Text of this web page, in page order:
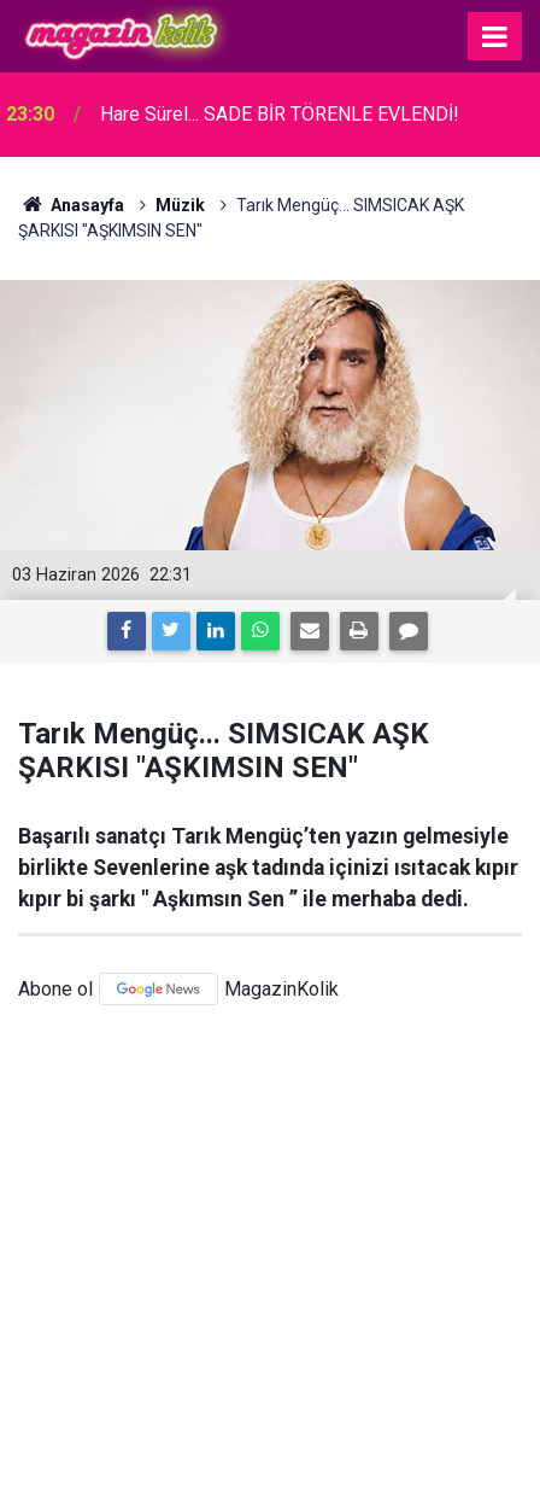
23:30 Hare Sürel... SADE BİR TÖRENLE EVLENDİ!
Anasayfa Müzik
Tarık Mengüç... SIMSICAK AŞK
ŞARKISI "AŞKIMSIN SEN"
22:31
03 Haziran 2026
Tarık Mengüç... SIMSICAK AŞK
ŞARKISI "AŞKIMSIN SEN"
Başarılı sanatçı Tarık Mengüç’ten yazın gelmesiyle
birlikte Sevenlerine aşk tadında içinizi ısıtacak kıpır
kıpır bi şarkı " Aşkımsın Sen ’’ ile merhaba dedi.
Abone ol MagazinKolik